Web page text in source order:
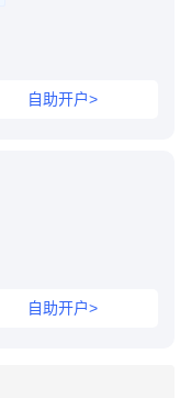
自助开户>
自助开户>